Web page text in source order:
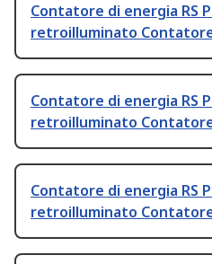
Contatore di energia RS
retroilluminato
Contatore di energia RS
retroilluminato
Contatore di energia RS
retroilluminato